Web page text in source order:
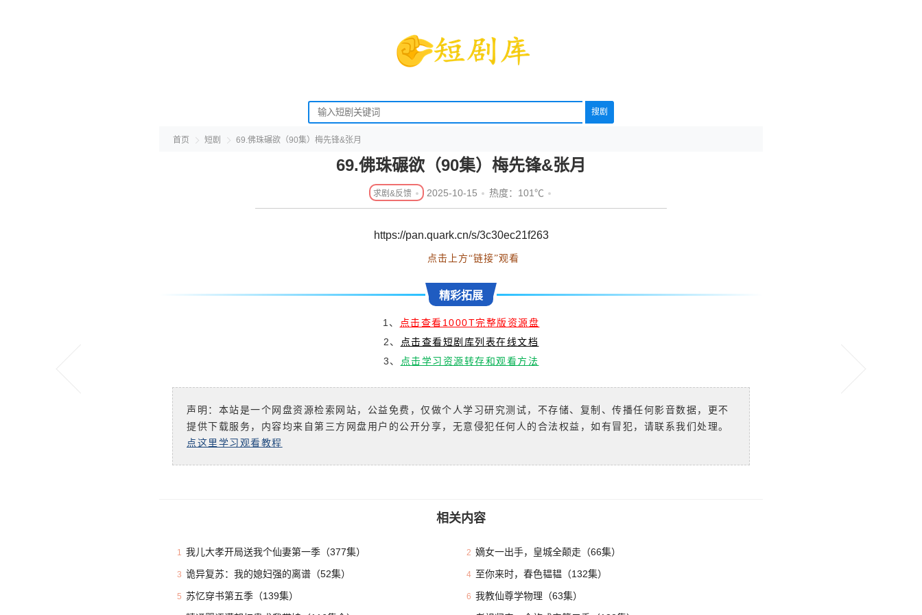
搜剧
首页 短剧 69.佛珠碾欲（90集）梅先锋&张月
69.佛珠碾欲（90集）梅先锋&张月
2025-10-15 热度：101℃
https://pan.quark.cn/s/3c30ec21f263
点击上方“链接”观看
精彩拓展
1、 点击查看1000T完整版资源盘
2、 点击查看短剧库列表在线文档
3、 点击学习资源转存和观看方法
声明：本站是一个网盘资源检索网站，公益免费，仅做个人学习研究测试，不存储、复制、传播任何影音数据，更不
提供下载服务，内容均来自第三方网盘用户的公开分享，无意侵犯任何人的合法权益，如有冒犯，请联系我们处理。
点这里学习观看教程
相关内容
1 我儿大孝开局送我个仙妻第一季（377集） 2 嫡女一出手，皇城全颠走（66集）
3 诡异复苏：我的媳妇强的离谱（52集） 4 至你来时，春色韫韫（132集）
5 苏忆穿书第五季（139集） 6 我教仙尊学物理（63集）